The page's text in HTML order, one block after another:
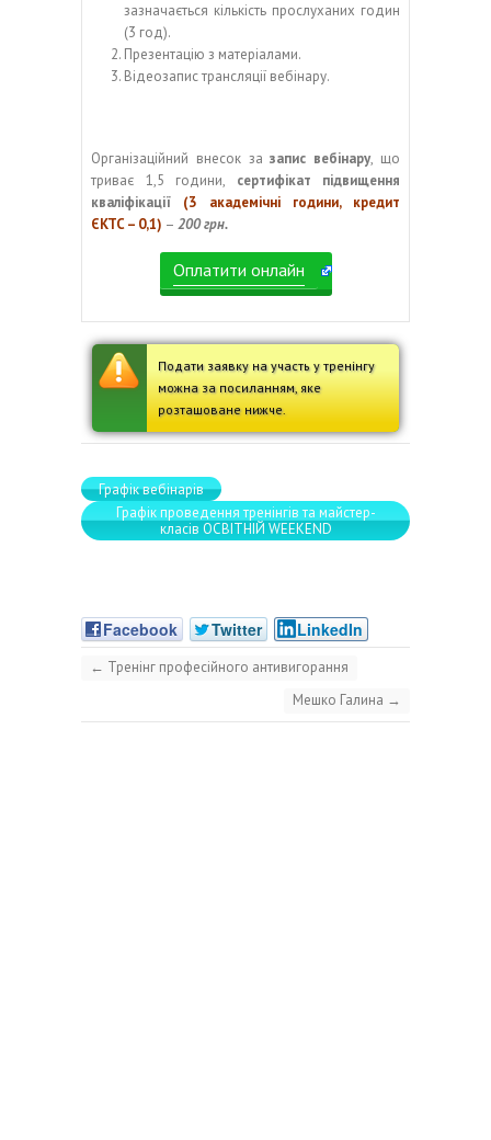
зазначається кількість прослуханих годин
(3 год).
Презентацію з матеріалами.
Відеозапис трансляції вебінару.
Організаційний внесок зазапис вебінару, що
триває 1,5 години, сертифікат підвищення
кваліфікації (3 академічні години, кредит
ЄКТС – 0,1) – 200 грн.
Оплатити онлайн
Подати заявку на участь у тренінгу
можна за посиланням, яке
розташоване нижче.
Графік вебінарів
Графік проведення тренінгів та майстер-
класів ОСВІТНІЙ WEEKEND
Facebook Twitter LinkedIn
← Тренінг професійного антивигорання
Мешко Галина →